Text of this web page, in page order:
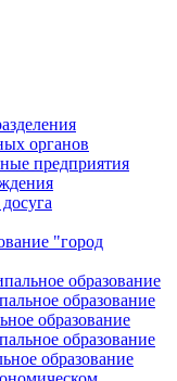
органов
предприятия
"город
образование
образование
образование
образование
образование